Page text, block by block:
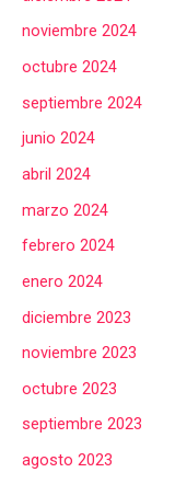
noviembre 2024
octubre 2024
septiembre 2024
junio 2024
abril 2024
marzo 2024
febrero 2024
enero 2024
diciembre 2023
noviembre 2023
octubre 2023
septiembre 2023
agosto 2023